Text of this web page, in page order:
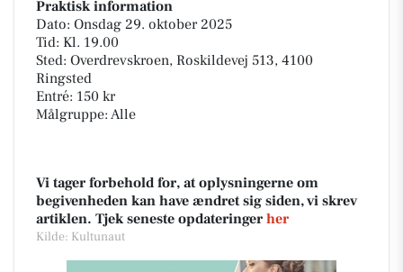
Praktisk information
Dato: Onsdag 29. oktober 2025
Tid: Kl. 19.00
Sted: Overdrevskroen, Roskildevej 513, 4100
Ringsted
Entré: 150 kr
Målgruppe: Alle
Vi tager forbehold for, at oplysningerne om
begivenheden kan have ændret sig siden, vi skrev
artiklen. Tjek seneste opdateringer her
Kilde: Kultunaut